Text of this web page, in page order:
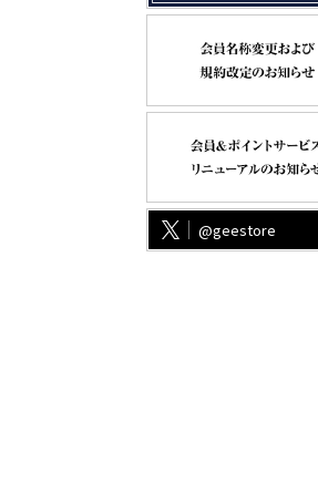
@geestore
ラフィックTシャツ
えれっとver.